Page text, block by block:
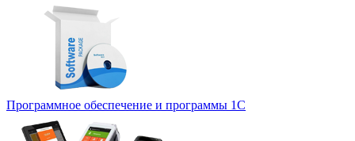
Программное обеспечение и программы 1С